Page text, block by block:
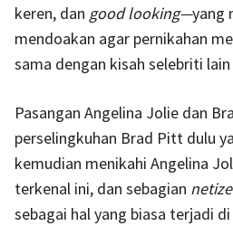
keren, dan good looking—yang
mendoakan agar pernikahan
sama dengan kisah selebriti
Pasangan Angelina Jolie dan
perselingkuhan Brad Pitt dulu
kemudian menikahi Angelina
terkenal ini, dan sebagian
sebagai hal yang biasa terjadi